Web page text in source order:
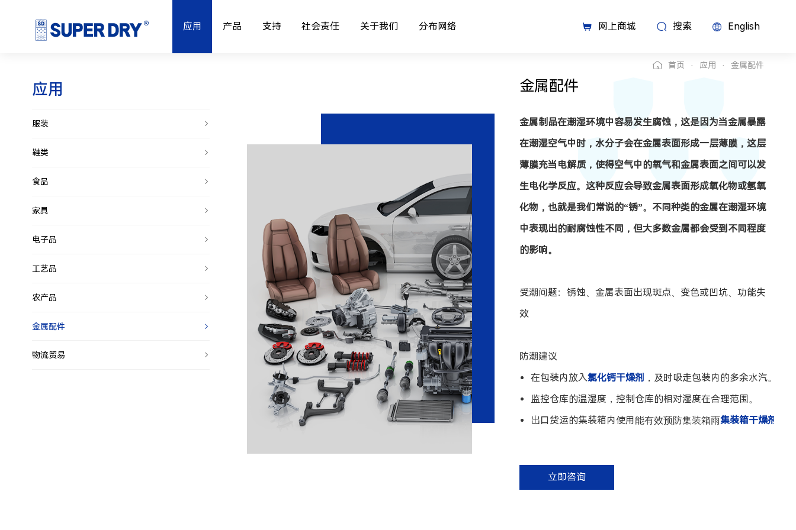
应用 产品 支持 社会责任 关于我们 分布网络 网上商城 搜索 English
首页 应用 金属配件
应用
服装
鞋类
食品
家具
电子品
工艺品
农产品
金属配件
物流贸易
金属配件
金属制品在潮湿环境中容易发生腐蚀，这是因为当金属暴露
在潮湿空气中时，水分子会在金属表面形成一层薄膜，这层
薄膜充当电解质，使得空气中的氧气和金属表面之间可以发
生电化学反应。这种反应会导致金属表面形成氧化物或氢氧
化物，也就是我们常说的“锈”。不同种类的金属在潮湿环境
中表现出的耐腐蚀性不同，但大多数金属都会受到不同程度
的影响。
受潮问题：锈蚀、金属表面出现斑点、变色或凹坑、功能失
效
防潮建议
在包装内放入氯化钙干燥剂 ，及时吸走包装内的多余水汽。
监控仓库的温湿度，控制仓库的相对湿度在合理范围。
出口货运的集装箱内使用能有效预防集装箱雨集装箱干燥剂
立即咨询